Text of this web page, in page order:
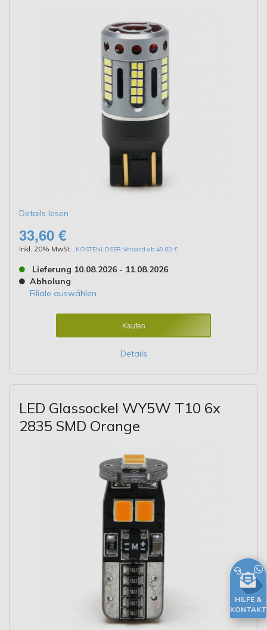
Details lesen
33,60 €
Inkl. 20% MwSt. KOSTENLOSER Versand ab 49,00 €
Lieferung 10.08.2026 - 11.08.2026
Abholung
Filiale auswählen
Kaufen
Details
LED Glassockel WY5W T10 6x
2835 SMD Orange
HILFE &
KONTAKT